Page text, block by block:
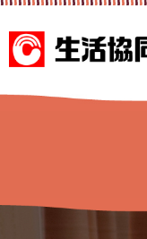
このページの本文へ